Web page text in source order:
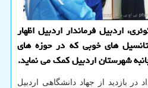
اردبیل فرماندار اردبیل اظهار
های خوبی که در حوزه های
شهرستان اردبیل کمک می نماید.
اعجازی ۳۱ مرداد در بازدید از جهاد دانشگاهی اردبیل